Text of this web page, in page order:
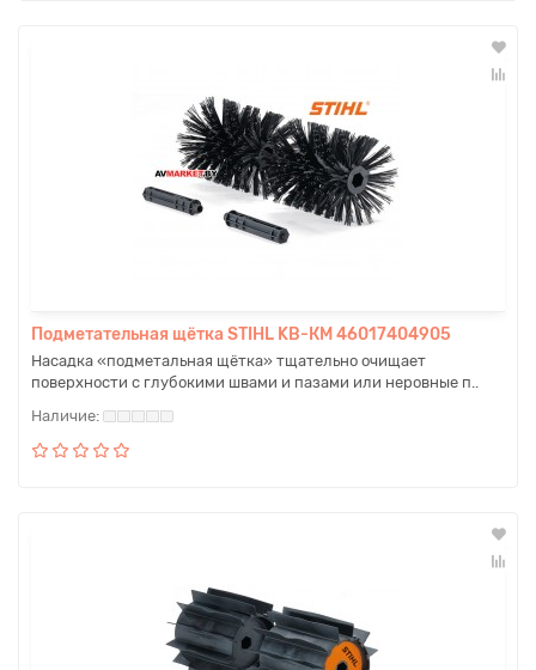
Подметательная щётка STIHL KB-КM 46017404905
Насадка «подметальная щётка» тщательно очищает
поверхности с глубокими швами и пазами или неровные п..